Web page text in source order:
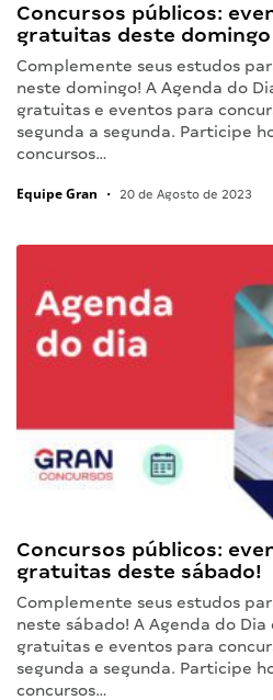
Concursos públicos:
gratuitas deste
Complemente seus estudos
neste domingo! A Agenda do
gratuitas e eventos para
segunda a segunda. Participe
concursos…
Equipe Gran • 20 de Agosto de 2023
Concursos públicos:
gratuitas deste sábado!
Complemente seus estudos
neste sábado! A Agenda do
gratuitas e eventos para
segunda a segunda. Participe
concursos…